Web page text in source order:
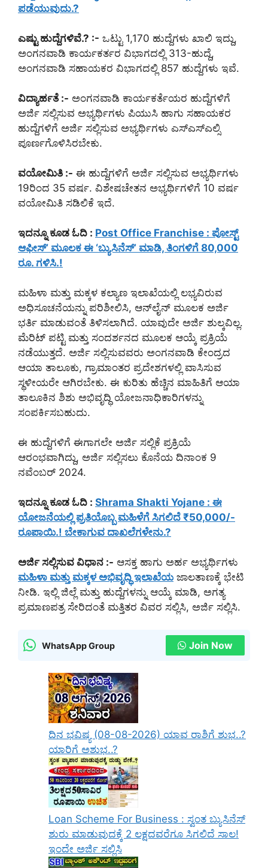
ಪಡೆಯುವುದು.?
ಎಷ್ಟು ಹುದ್ದೆಗಳಿವೆ.? :- ಒಟ್ಟು 1,170 ಹುದ್ದೆಗಳು ಖಾಲಿ ಇದ್ದು,
ಅಂಗನವಾಡಿ ಕಾರ್ಯಕರ್ತರ ವಿಭಾಗದಲ್ಲಿ 313-ಹುದ್ದೆ,
ಅಂಗನವಾಡಿ ಸಹಾಯಕರ ವಿಭಾಗದಲ್ಲಿ 857 ಹುದ್ದೆಗಳು ಇವೆ.
ವಿದ್ಯಾರ್ಹತೆ :- ಅಂಗನವಾಡಿ ಕಾರ್ಯಕರ್ತೆಯರ ಹುದ್ದೆಗಳಿಗೆ
ಅರ್ಜಿ ಸಲ್ಲಿಸುವ ಅಭ್ಯರ್ಥಿಗಳು ಪಿಯುಸಿ ಹಾಗು ಸಹಾಯಕರ
ಹುದ್ದೆಗಳಿಗೆ ಅರ್ಜಿ ಸಲ್ಲಿಸುವ ಅಭ್ಯರ್ಥಿಗಳು ಎಸ್ಎಸ್ಎಲ್ಸಿ
ಪೂರ್ಣಗೊಳಿಸಿರಬೇಕು.
ವಯೋಮಿತಿ :- ಈ ಹುದ್ದೆಗಳಿಗೆ ಅರ್ಜಿ ಸಲ್ಲಿಸುವ ಅಭ್ಯರ್ಥಿಗಳು
19ರಿಂದ 35 ವರ್ಷ. ವಿಶೇಷಚೇತನ ಅಭ್ಯರ್ಥಿಗಳಿಗೆ 10 ವರ್ಷ
ವಯೋಮಿತಿ ಸಡಿಲಿಕೆ ಇದೆ.
ಇದನ್ನೂ ಕೂಡ ಓದಿ : Post Office Franchise : ಪೋಸ್ಟ್
ಆಫೀಸ್’ ಮೂಲಕ ಈ ‘ಬ್ಯುಸಿನೆಸ್’ ಮಾಡಿ, ತಿಂಗಳಿಗೆ 80,000
ರೂ. ಗಳಿಸಿ.!
ಮಹಿಳಾ ಮತ್ತು ಮಕ್ಕಳ ಕಲ್ಯಾಣ ಇಲಾಖೆಯಲ್ಲಿ ಲಭ್ಯವಿರುವ
ಅಧಿಸೂಚನೆಯನ್ನು ಪರಿಶೀಲಿಸಿ, ಆನ್‌ಲೈನ್ ಮೂಲಕ ಅರ್ಜಿ
ಭರ್ತಿ ಮಾಡುವಂತೆ ತಿಳಿಸಲಾಗಿದೆ. ಯಾವುದೇ ಅರ್ಜಿ ಶುಲ್ಕವಿಲ್ಲ.
ಮೆರಿಟ್ ಪಟ್ಟಿ ಮತ್ತು ಸಂದರ್ಶನದ ಮೂಲಕ ಆಯ್ಕೆ ಪ್ರಕ್ರಿಯೆ
ನಡೆಯುತ್ತದೆ. ಅರ್ಜಿ ಸಲ್ಲಿಸುವವರು ಅಂಗನವಾಡಿ ಕೇಂದ್ರದ
ಆಯಾ ತಾಲೂಕು, ಗ್ರಾಮಾಂತರ ಪ್ರದೇಶಗಳಲ್ಲಿ ವಾಸಿಸುವ
ಸ್ಥಳೀಯರೇ ಆಗಿರಬೇಕು. ಈ ಕುರಿತು ಹೆಚ್ಚಿನ ಮಾಹಿತಿಗೆ ಆಯಾ
ತಾಲೂಕಿನ ಶಿಶು ಅಭಿವೃದ್ಧಿ ಯೋಜನಾಧಿಕಾರಿಗಳನ್ನು
ಸಂಪರ್ಕಿಸಬಹುದು.
ಈ ಹುದ್ದೆಗಳಿಗೆ ಈಗಾಗಲೇ ಅರ್ಜಿ ಸಲ್ಲಿಕೆ ಪ್ರಕ್ರಿಯೆ
ಆರಂಭವಾಗಿದ್ದು, ಅರ್ಜಿ ಸಲ್ಲಿಸಲು ಕೊನೆಯ ದಿನಾಂಕ 9
ನವೆಂಬರ್ 2024.
ಇದನ್ನೂ ಕೂಡ ಓದಿ : Shrama Shakti Yojane : ಈ
ಯೋಜನೆಯಲ್ಲಿ ಪ್ರತಿಯೊಬ್ಬ ಮಹಿಳೆಗೆ ಸಿಗಲಿದೆ ₹50,000/-
ರೂಪಾಯಿ.! ಬೇಕಾಗುವ ದಾಖಲೆಗಳೇನು.?
ಅರ್ಜಿ ಸಲ್ಲಿಸುವ ವಿಧಾನ :- ಆಸಕ್ತ ಹಾಗು ಅರ್ಹ ಅಭ್ಯರ್ಥಿಗಳು
ಮಹಿಳಾ ಮತ್ತು ಮಕ್ಕಳ ಅಭಿವೃದ್ಧಿ ಇಲಾಖೆಯ ಜಾಲತಾಣಕ್ಕೆ ಭೇಟಿ
ನೀಡಿ. ಇಲ್ಲಿ ಜಿಲ್ಲೆ ಮತ್ತು ಹುದ್ದೆಗಳನ್ನು ಆಯ್ಕೆ ಮಾಡಿ, ಅಗತ್ಯ
ಪ್ರಮಾಣಪತ್ರ ಸೇರಿದಂತೆ ಮತ್ತಿತರ ವಿವರ ಸಲ್ಲಿಸಿ, ಅರ್ಜಿ ಸಲ್ಲಿಸಿ.
WhatsApp Group Join Now
ದಿನ ಭವಿಷ್ಯ (08-08-2026) ಯಾವ ರಾಶಿಗೆ ಶುಭ..?
ಯಾರಿಗೆ ಅಶುಭ..?
Loan Scheme For Business : ಸ್ವಂತ ಬ್ಯುಸಿನೆಸ್
ಶುರು ಮಾಡುವುದಕ್ಕೆ 2 ಲಕ್ಷದವರೆಗೂ ಸಿಗಲಿದೆ ಸಾಲ!
ಇಂದೇ ಅರ್ಜಿ ಸಲ್ಲಿಸಿ